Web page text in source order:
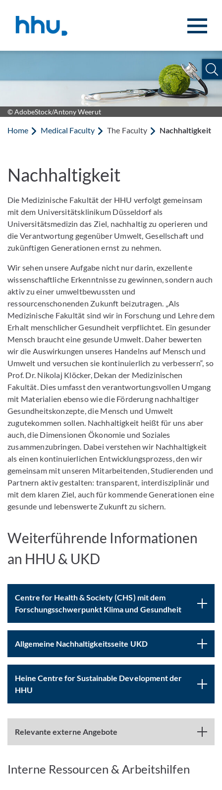
© AdobeStock/Antony Weerut
Home Medical Faculty The Faculty Nachhaltigkeit
Nachhaltigkeit
Die Medizinische Fakultät der HHU verfolgt gemeinsam
mit dem Universitätsklinikum Düsseldorf als
Universitätsmedizin das Ziel, nachhaltig zu operieren und
die Verantwortung gegenüber Umwelt, Gesellschaft und
zukünftigen Generationen ernst zu nehmen.
Wir sehen unsere Aufgabe nicht nur darin, exzellente
wissenschaftliche Erkenntnisse zu gewinnen, sondern auch
aktiv zu einer umweltbewussten und
ressourcenschonenden Zukunft beizutragen. „Als
Medizinische Fakultät sind wir in Forschung und Lehre dem
Erhalt menschlicher Gesundheit verpflichtet. Ein gesunder
Mensch braucht eine gesunde Umwelt. Daher bewerten
wir die Auswirkungen unseres Handelns auf Mensch und
Umwelt und versuchen sie kontinuierlich zu verbessern“, so
Prof. Dr. Nikolaj Klöcker, Dekan der Medizinischen
Fakultät. Dies umfasst den verantwortungsvollen Umgang
mit Materialien ebenso wie die Förderung nachhaltiger
Gesundheitskonzepte, die Mensch und Umwelt
zugutekommen sollen. Nachhaltigkeit heißt für uns aber
auch, die Dimensionen Ökonomie und Soziales
zusammenzubringen. Dabei verstehen wir Nachhaltigkeit
als einen kontinuierlichen Entwicklungsprozess, den wir
gemeinsam mit unseren Mitarbeitenden, Studierenden und
Partnern aktiv gestalten: transparent, interdisziplinär und
mit dem klaren Ziel, auch für kommende Generationen eine
gesunde und lebenswerte Zukunft zu sichern.
Weiterführende Informationen
an HHU & UKD
Centre for Health & Society (CHS) mit dem
Forschungsschwerpunkt Klima und Gesundheit
Allgemeine Nachhaltigkeitsseite UKD
Heine Centre for Sustainable Development der
HHU
Relevante externe Angebote
Interne Ressourcen & Arbeitshilfen